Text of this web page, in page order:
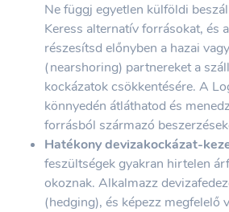
Ne függj egyetlen külföldi
Keress alternatív forrásokat, és
részesítsd előnyben a hazai
(nearshoring) partnereket a
kockázatok csökkentésére. A
könnyedén átláthatod és
forrásból származó
Hatékony devizakockázat-
feszültségek gyakran hirtelen
okoznak. Alkalmazz
(hedging), és képezz megfelelő